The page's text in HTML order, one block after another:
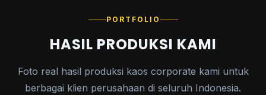
PORTFOLIO
HASIL PRODUKSI KAMI
Foto real hasil produksi kaos corporate kami untuk
berbagai klien perusahaan di seluruh Indonesia.